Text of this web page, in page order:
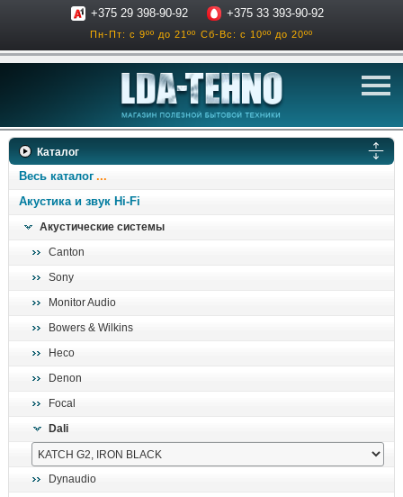
+375 29 398-90-92 +375 33 393-90-92
Пн-Пт: с 9ºº до 21ºº Сб-Вс: с 10ºº до 20ºº
телевизоры
ресиверы, усилители
Каталог
Весь каталог
Акустика и звук Hi-Fi
Акустические системы
Canton
Sony
Monitor Audio
Bowers & Wilkins
Heco
Denon
Focal
Dali
Dynaudio